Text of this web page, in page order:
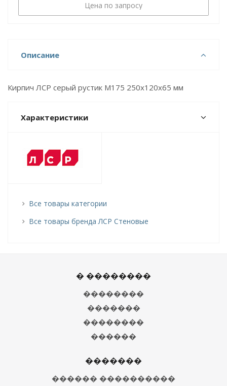
Цена по запросу
Описание
Кирпич ЛСР серый рустик М175 250x120x65 мм
Характеристики
Все товары категории
Все товары бренда ЛСР Стеновые
� ��������
��������
�������
��������
������
�������
������ ����������